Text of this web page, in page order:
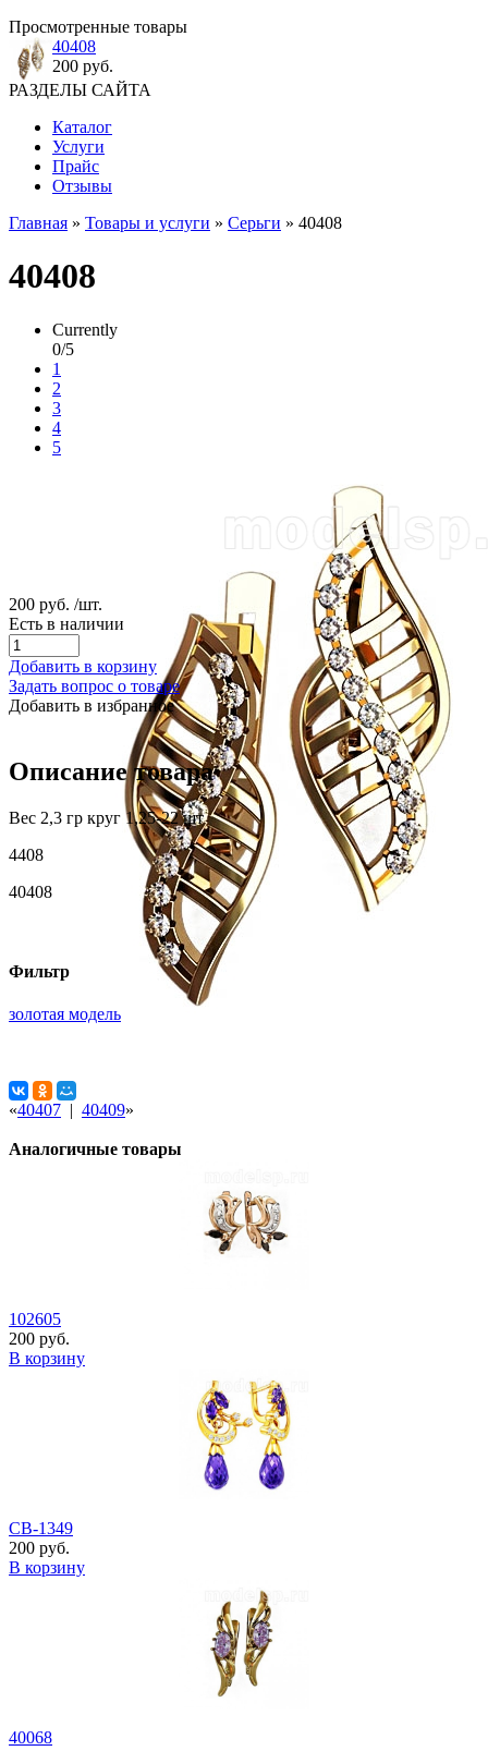
Просмотренные товары
40408
200 руб.
РАЗДЕЛЫ САЙТА
Каталог
Услуги
Прайс
Отзывы
Главная » Товары и услуги » Серьги » 40408
40408
Currently
0/5
1
2
3
4
5
200 руб. /шт.
Есть в наличии
Добавить в корзину
Задать вопрос о товаре
Добавить в избранное
Описание товара
Вес 2,3 гр круг 1,25-22 шт
4408
40408
Фильтр
золотая модель
«40407 | 40409»
Аналогичные товары
102605
200 руб.
В корзину
СВ-1349
200 руб.
В корзину
40068